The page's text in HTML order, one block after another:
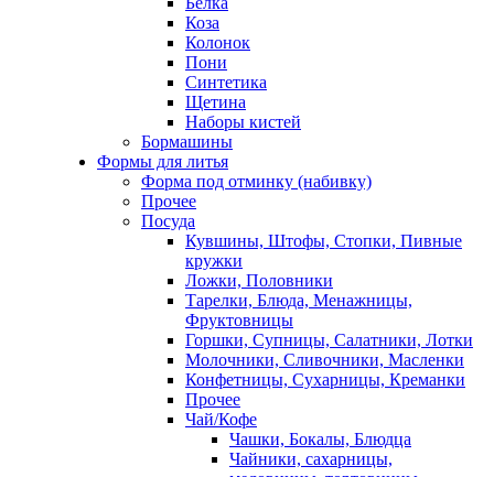
Коза
Колонок
Пони
Синтетика
Щетина
Наборы кистей
Бормашины
Формы для литья
Форма под отминку (набивку)
Прочее
Посуда
Кувшины, Штофы, Стопки, Пивные
кружки
Ложки, Половники
Тарелки, Блюда, Менажницы,
Фруктовницы
Горшки, Супницы, Салатники, Лотки
Молочники, Сливочники, Масленки
Конфетницы, Сухарницы, Креманки
Прочее
Чай/Кофе
Чашки, Бокалы, Блюдца
Чайники, сахарницы,